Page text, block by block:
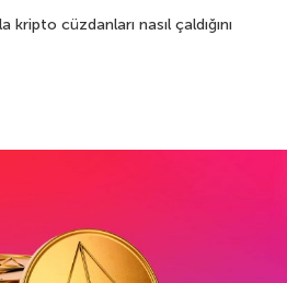
kripto cüzdanları nasıl çaldığını